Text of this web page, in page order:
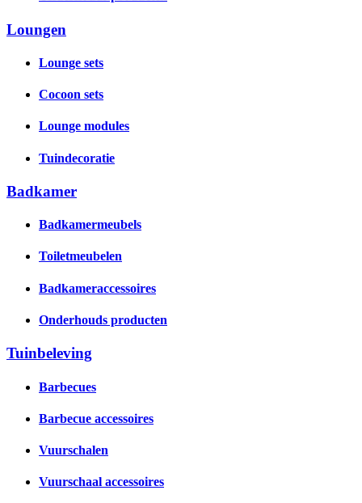
Loungen
Lounge sets
Cocoon sets
Lounge modules
Tuindecoratie
Badkamer
Badkamermeubels
Toiletmeubelen
Badkameraccessoires
Onderhouds producten
Tuinbeleving
Barbecues
Barbecue accessoires
Vuurschalen
Vuurschaal accessoires